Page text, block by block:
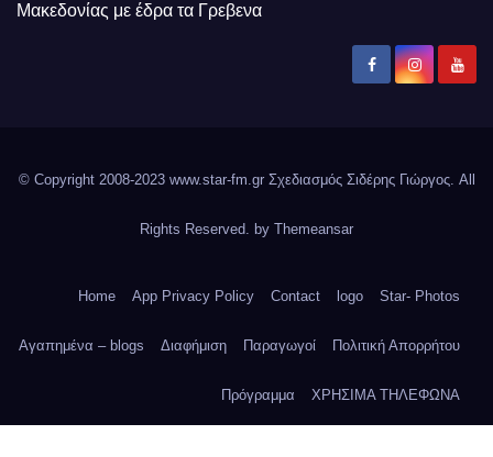
Μακεδονίας με έδρα τα Γρεβενα
© Copyright 2008-2023 www.star-fm.gr Σχεδιασμός Σιδέρης Γιώργος. All
Rights Reserved. by Themeansar
Home App Privacy Policy Contact logo Star- Photos
Αγαπημένα – blogs Διαφήμιση Παραγωγοί Πολιτική Απορρήτου
Πρόγραμμα ΧΡΗΣΙΜΑ ΤΗΛΕΦΩΝΑ